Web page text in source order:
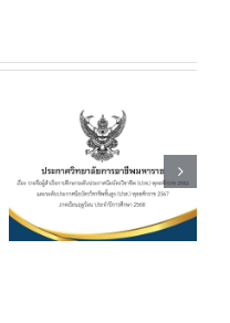
ประกาศวิทยา
กำหนดการ และ
อัตราการจัดเก็บ
ค่าบำรุงการ
ศึกษา ค่า
หน่วยกิตรายวิชา